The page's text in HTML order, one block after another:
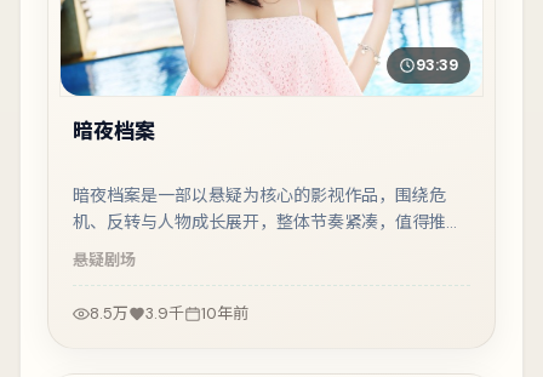
93:39
暗夜档案
暗夜档案是一部以悬疑为核心的影视作品，围绕危
机、反转与人物成长展开，整体节奏紧凑，值得推荐
观看。
悬疑剧场
8.5万 3.9千 10年前